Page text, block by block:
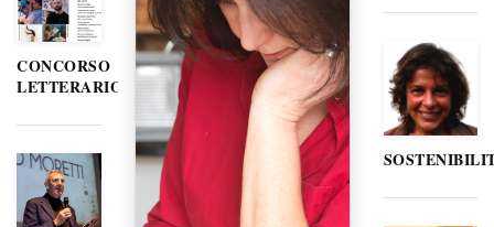
CONCORSO
LETTERARIO